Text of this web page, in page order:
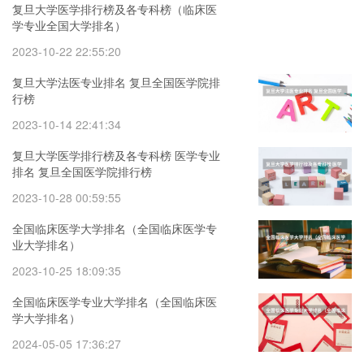
复旦大学医学排行榜及各专科榜（临床医
学专业全国大学排名）
2023-10-22 22:55:20
复旦大学法医专业排名 复旦全国医学院排
行榜
2023-10-14 22:41:34
复旦大学医学排行榜及各专科榜 医学专业
排名 复旦全国医学院排行榜
2023-10-28 00:59:55
全国临床医学大学排名（全国临床医学专
业大学排名）
2023-10-25 18:09:35
全国临床医学专业大学排名（全国临床医
学大学排名）
2024-05-05 17:36:27